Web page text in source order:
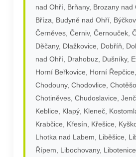
nad Ohří, Brňany, Brozany nad
Bříza, Budyně nad Ohří,
Černěves, Černiv, Černouček,
Děčany, Dlažkovice, Dobříň,
nad Ohří, Drahobuz, Dušníky,
Horní Beřkovice, Horní
Chodouny, Chodovlice,
Chotiněves, Chudoslavice,
Keblice, Klapý, Kleneč,
Krabčice, Křesín, Křešice,
Lhotka nad Labem, Liběšice,
Řípem, Libochovany,